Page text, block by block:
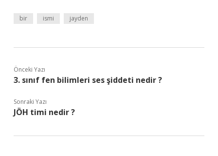
bir ismi jayden
Önceki Yazı
3. sınıf fen bilimleri ses şiddeti nedir ?
Sonraki Yazı
JÖH timi nedir ?